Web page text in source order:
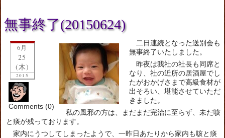
無事終了(20150624)
6月
25
(木)
2015
Comments (0)
二日連続となった送別会も
無事終了いたしました。
昨夜は我社の社長も同席と
なり、社の近所の居酒屋でし
たがおかげさまで高級食材が
出そろい、堪能させていただ
きました。
私の風邪の方は、まだまだ完治に至らず、未だ咳
と痰が残っております。
家内にうつしてしまったようで、一昨日あたりから家内も咳と痰